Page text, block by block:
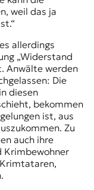
weil das ja
allerdings
„Widerstand
Anwälte werden
Die
diesen
bekommen
ist, aus
Zu
auch ihre
Krimbewohner